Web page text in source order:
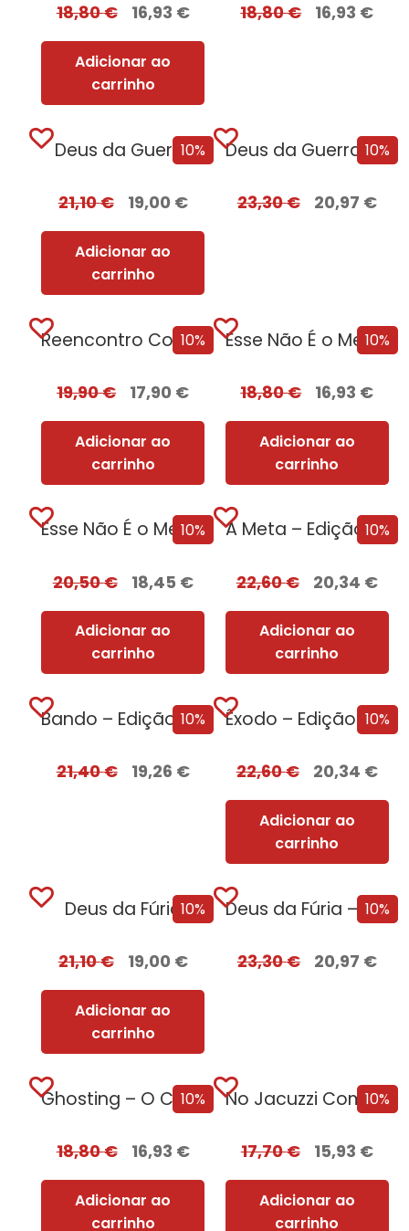
18,80€ 16,93 €
Adicionar ao
carrinho
18,80€ 16,93 €
10%
Deus da Guerra
21,10€ 19,00 €
Adicionar ao
carrinho
10%
Deus da Guerra Edição com EDGES
23,30€ 20,97 €
10%
Reencontro Com o Passado – [Nova Edição]
19,90€ 17,90 €
Adicionar ao
carrinho
10%
Esse Não É o Meu Nome
18,80€ 16,93 €
Adicionar ao
carrinho
10%
Esse Não É o Meu Nome – Edição com EDGES
20,50€ 18,45 €
Adicionar ao
carrinho
10%
A Meta – Edição com EDGES
22,60€ 20,34 €
Adicionar ao
carrinho
10%
Bando – Edição com EDGES
21,40€ 19,26 €
10%
Êxodo – Edição com EDGES
22,60€ 20,34 €
Adicionar ao
carrinho
10%
Deus da Fúria
21,10€ 19,00 €
Adicionar ao
carrinho
10%
Deus da Fúria – Edição com EDGES
23,30€ 20,97 €
10%
Ghosting – O Caminho para o Sexo
18,80€ 16,93 €
Adicionar ao
carrinho
10%
No Jacuzzi Com Uma Serial Killer
17,70€ 15,93 €
Adicionar ao
carrinho